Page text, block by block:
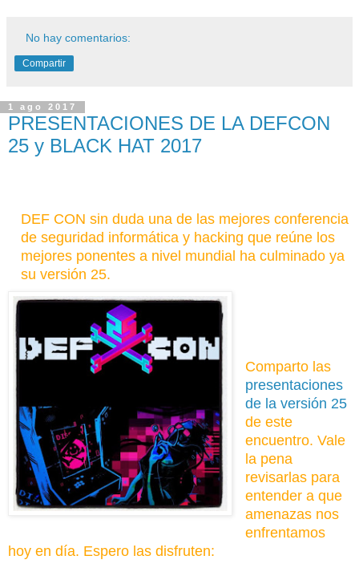
No hay comentarios:
Compartir
1 ago 2017
PRESENTACIONES DE LA DEFCON
25 y BLACK HAT 2017
DEF CON sin duda una de las mejores conferencia
de seguridad informática y hacking que reúne los
mejores ponentes a nivel mundial ha culminado ya
su versión 25.
Comparto las
presentaciones
de la versión 25
de este
encuentro. Vale
la pena
revisarlas para
entender a que
amenazas nos
enfrentamos
hoy en día. Espero las disfruten: